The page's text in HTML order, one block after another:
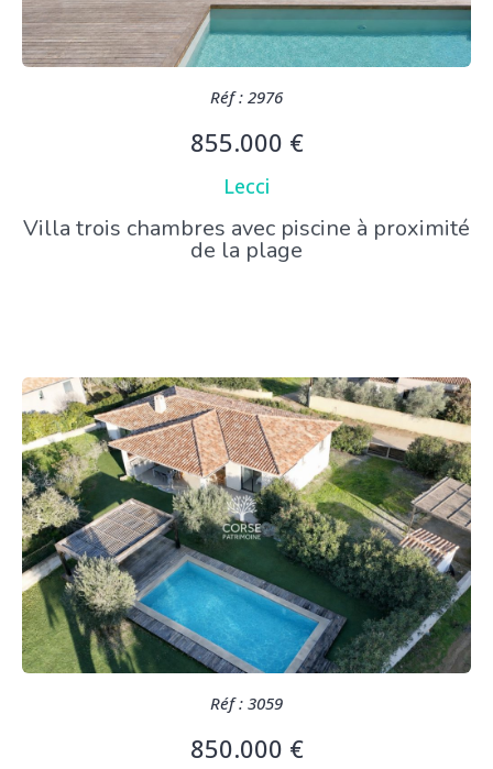
Réf : 2976
855.000 €
Lecci
Villa trois chambres avec piscine à proximité
de la plage
Réf : 3059
850.000 €